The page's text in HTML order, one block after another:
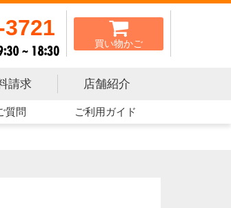
買い物かご
請求 店舗紹介
質問 ご利用ガイド